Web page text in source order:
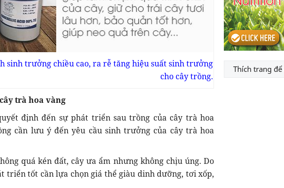
sinh trưởng chiều cao, ra rễ tăng hiệu suất sinh trưởng
cho cây trồng.
trà hoa vàng
định đến sự phát triển sau trồng của cây trà hoa
cần lưu ý đến yêu cầu sinh trưởng của cây trà hoa
quá kén đất, cây ưa ẩm nhưng không chịu úng. Do
triển tốt cần lựa chọn giá thể giàu dinh dưỡng, tơi xốp,
Thích trang